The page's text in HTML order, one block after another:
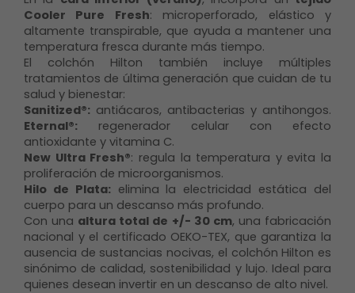
Cooler Pure Fresh: microperforado, elástico y
altamente transpirable, que ayuda a mantener una
temperatura fresca durante más tiempo.
El colchón Hilton también incluye múltiples
tratamientos de última generación que cuidan de tu
salud y bienestar:
Sanitized®: antiácaros, antibacterias y antihongos.
Eternal®: regenerador celular con efecto
antioxidante y vitamina C.
New Ultra Fresh®: regula la temperatura y evita la
proliferación de microorganismos.
Hilo de Plata: elimina la electricidad estática del
cuerpo para un descanso más profundo.
Con una altura total de +/- 30 cm, una fabricación
nacional y el certificado OEKO-TEX, que garantiza la
ausencia de sustancias nocivas, el colchón Hilton es
sinónimo de calidad, sostenibilidad y lujo. Ideal para
quienes desean invertir en un descanso de alto nivel.